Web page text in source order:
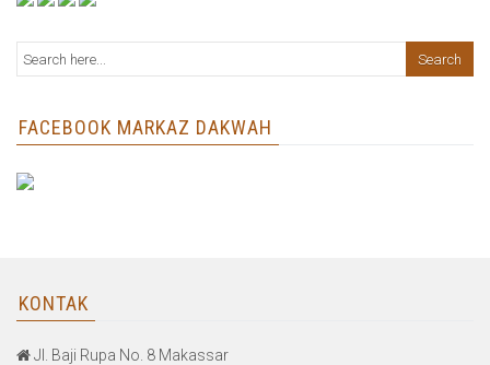
FACEBOOK MARKAZ DAKWAH
KONTAK
Jl. Baji Rupa No. 8 Makassar